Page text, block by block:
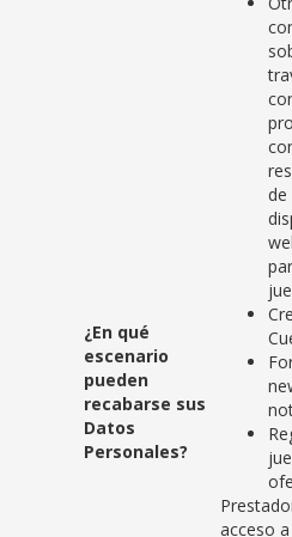
¿En qué
escenario
pueden
recabarse sus
Datos
Personales?
acceso